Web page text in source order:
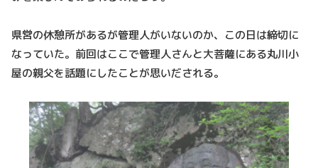
県営の休憩所があるが管理人がいないのか、この日は締切に
なっていた。前回はここで管理人さんと大菩薩にある丸川小
屋の親父を話題にしたことが思いだされる。